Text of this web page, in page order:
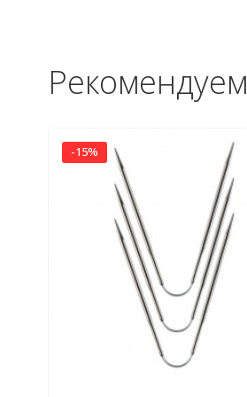
Рекомендуем
-15%